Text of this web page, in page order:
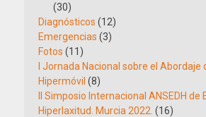
(30)
Diagnósticos (12)
Emergencias (3)
Fotos (11)
I Jornada Nacional sobre el Abordaje
Hipermóvil (8)
II Simposio Internacional ANSEDH de
Hiperlaxitud. Murcia 2022. (16)